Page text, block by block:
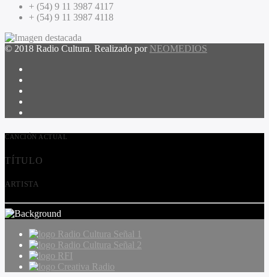
+ (54) 9 11 3987 4117
+ (54) 9 11 3987 4118
© 2018 Radio Cultura. Realizado por NEOMEDIOS
CANCIÓN ACTUAL
TÍTULO
ARTISTA
Radio Cultura Señal 1
Radio Cultura Señal 2
RFI
Creativa Radio